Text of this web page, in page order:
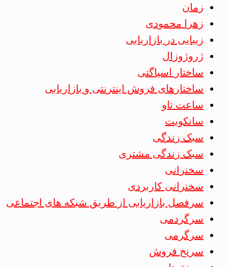
زمان
زهرا محمودی
زیبایی در بازاریابی
ژروژوزال
ساختار اسپاگتی
ساختارهای فروش اینترنتی و بازاریابی
ساعت تاو
سانکویت
سبک زندگی
سبک زندگی مشتری
سخنرانی
سخنرانی کاربردی
سرفصل بازاریابی از طریق شبکه های اجتماعی
سرگردمی
سرگرمی
سرنخ فروش